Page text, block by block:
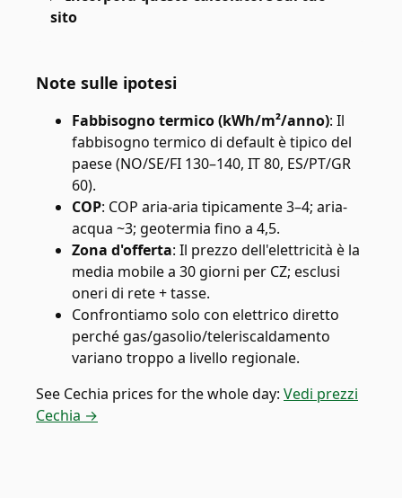
sito
Note sulle ipotesi
Fabbisogno termico (kWh/m²/anno): Il
fabbisogno termico di default è tipico del
paese (NO/SE/FI 130–140, IT 80, ES/PT/GR
60).
COP: COP aria-aria tipicamente 3–4; aria-
acqua ~3; geotermia fino a 4,5.
Zona d'offerta: Il prezzo dell'elettricità è la
media mobile a 30 giorni per CZ; esclusi
oneri di rete + tasse.
Confrontiamo solo con elettrico diretto
perché gas/gasolio/teleriscaldamento
variano troppo a livello regionale.
See Cechia prices for the whole day: Vedi prezzi
Cechia →